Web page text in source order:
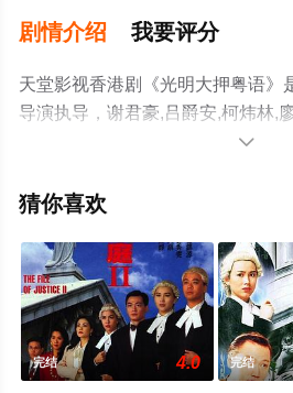
剧情介绍 我要评分
天堂影视香港剧《光明大押粤语》
导演执导，谢君豪,吕爵安,柯炜林,
演员精彩演绎的香港电视剧，手机
豆瓣电视剧、电视猫或剧情网等平

猜你喜欢
完结 4.0 完结